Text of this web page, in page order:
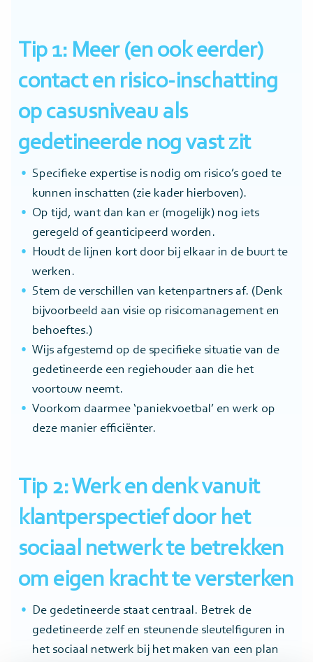
Tip 1: Meer (en ook eerder)
contact en risico-inschatting
op casusniveau als
gedetineerde nog vast zit
Specifieke expertise is nodig om risico’s goed te
kunnen inschatten (zie kader hierboven).
Op tijd, want dan kan er (mogelijk) nog iets
geregeld of geanticipeerd worden.
Houdt de lijnen kort door bij elkaar in de buurt te
werken.
Stem de verschillen van ketenpartners af. (Denk
bijvoorbeeld aan visie op risicomanagement en
behoeftes.)
Wijs afgestemd op de specifieke situatie van de
gedetineerde een regiehouder aan die het
voortouw neemt.
Voorkom daarmee ‘paniekvoetbal’ en werk op
deze manier efficiënter.
Tip 2: Werk en denk vanuit
klantperspectief door het
sociaal netwerk te betrekken
om eigen kracht te versterken
De gedetineerde staat centraal. Betrek de
gedetineerde zelf en steunende sleutelfiguren in
het sociaal netwerk bij het maken van een plan